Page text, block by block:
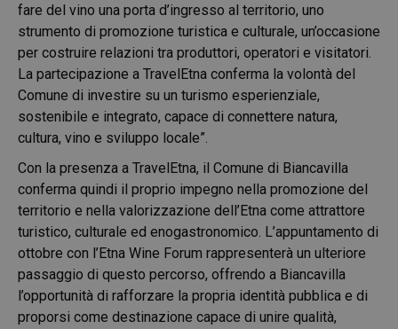
fare del vino una porta d’ingresso al territorio, uno
strumento di promozione turistica e culturale, un’occasione
per costruire relazioni tra produttori, operatori e visitatori.
La partecipazione a TravelEtna conferma la volontà del
Comune di investire su un turismo esperienziale,
sostenibile e integrato, capace di connettere natura,
cultura, vino e sviluppo locale”.
Con la presenza a TravelEtna, il Comune di Biancavilla
conferma quindi il proprio impegno nella promozione del
territorio e nella valorizzazione dell’Etna come attrattore
turistico, culturale ed enogastronomico. L’appuntamento di
ottobre con l’Etna Wine Forum rappresenterà un ulteriore
passaggio di questo percorso, offrendo a Biancavilla
l’opportunità di rafforzare la propria identità pubblica e di
proporsi come destinazione capace di unire qualità,